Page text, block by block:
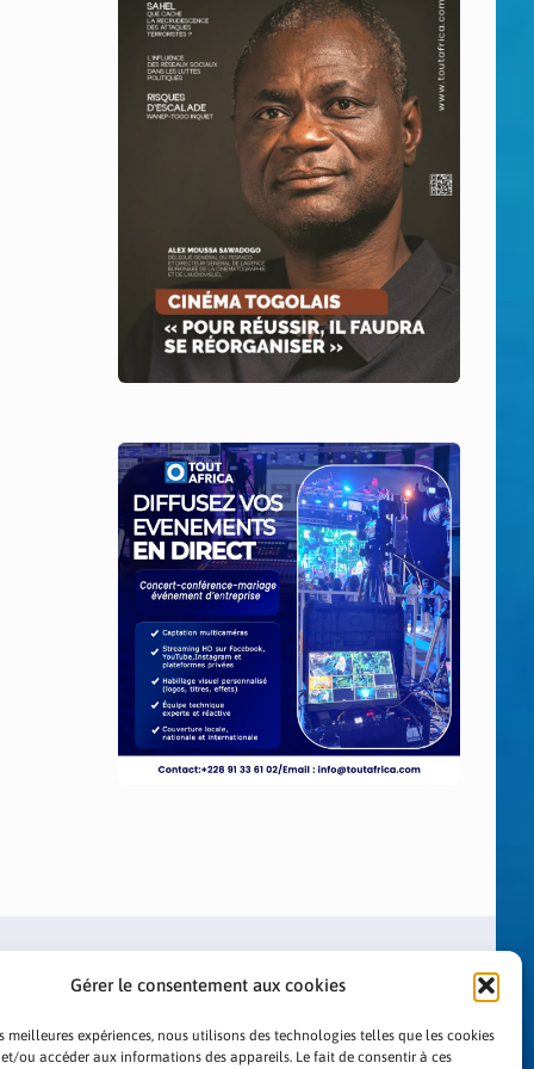
Gérer le consentement aux cookies
meilleures expériences, nous utilisons des technologies telles que les cookies
ou accéder aux informations des appareils. Le fait de consentir à ces